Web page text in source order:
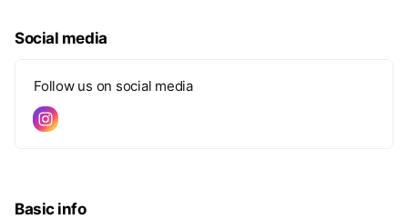
Social media
Follow us on social media
Basic info